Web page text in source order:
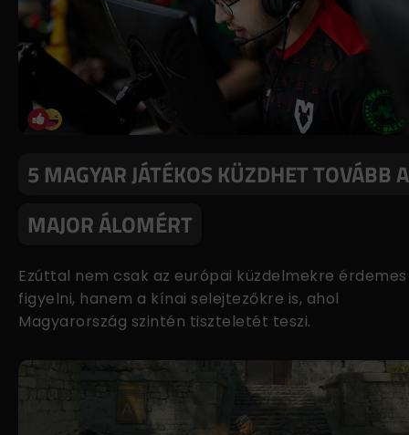
5 MAGYAR JÁTÉKOS KÜZDHET TOVÁBB A
MAJOR ÁLOMÉRT
Ezúttal nem csak az európai küzdelmekre érdemes
figyelni, hanem a kínai selejtezőkre is, ahol
Magyarország szintén tiszteletét teszi.